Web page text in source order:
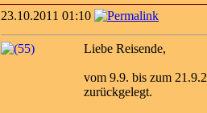
23.10.2011 01:10
Liebe Reisende,
vom 9.9. bis zum
zurückgelegt.